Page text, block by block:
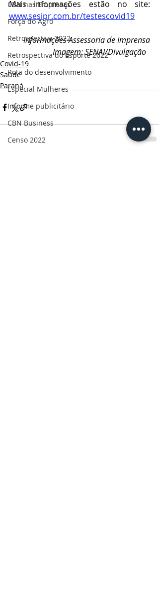
CBN nas Empresas
Força do Agro
Retrospectiva 2022
Retrospectiva do Esporte 2022
Rota do desenvolvimento
Especial Mulheres
Informe publicitário
CBN Business
Censo 2022
www.sesipr.com.br/testescovid19
Informações Assessoria de Imprensa
Imagem: SENAI/Divulgação
Covid-19
Saúde
Paraná